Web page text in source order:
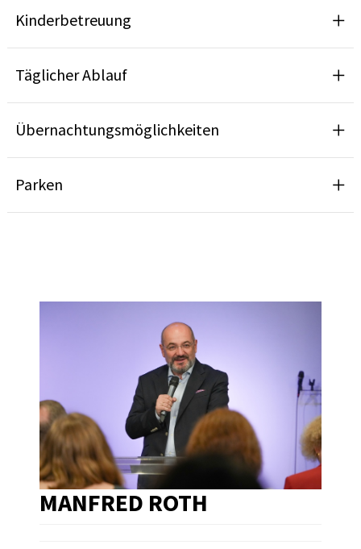
Kinderbetreuung
Täglicher Ablauf
Übernachtungsmöglichkeiten
Parken
MANFRED ROTH